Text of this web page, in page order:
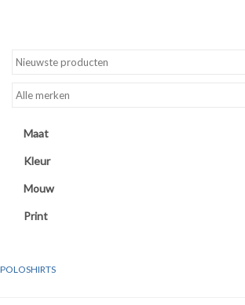
DAMES
Maat
Kleur
Mouw
Print
POLOSHIRTS